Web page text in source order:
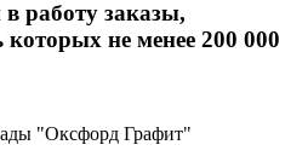
работу заказы,
не менее 200 000
"Оксфорд Графит"